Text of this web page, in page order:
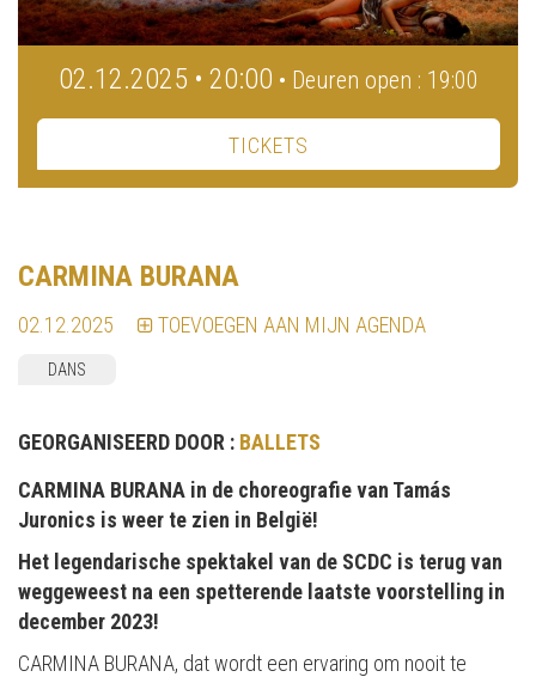
02.12.2025 • 20:00 • Deuren open : 19:00
TICKETS
CARMINA BURANA
02.12.2025 TOEVOEGEN AAN MIJN AGENDA
DANS
GEORGANISEERD DOOR : BALLETS
CARMINA BURANA in de choreografie van Tamás
Juronics is weer te zien in België!
Het legendarische spektakel van de SCDC is terug van
weggeweest na een spetterende laatste voorstelling in
december 2023!
CARMINA BURANA, dat wordt een ervaring om nooit te